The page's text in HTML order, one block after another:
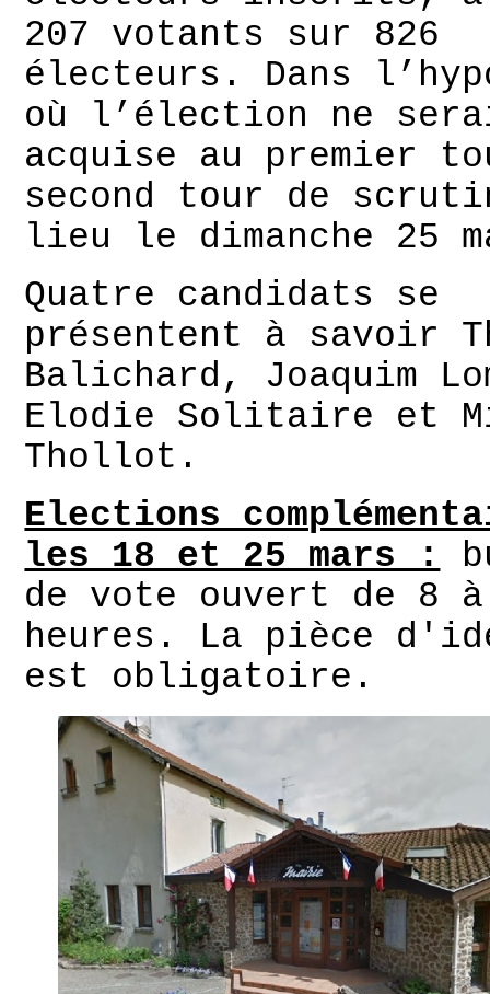
207 votants sur 826
électeurs. Dans
où l’élection ne
acquise au premier
second tour de
lieu le dimanche 25
Quatre candidats se
présentent à savoir
Balichard, Joaquim
Elodie Solitaire et
Thollot.
Elections
les 18 et 25 mars :
de vote ouvert de 8
heures. La pièce
est obligatoire.